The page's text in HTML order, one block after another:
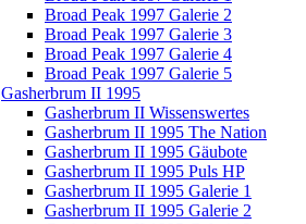
Broad Peak 1997 Galerie 2
Broad Peak 1997 Galerie 3
Broad Peak 1997 Galerie 4
Broad Peak 1997 Galerie 5
Gasherbrum II 1995
Gasherbrum II Wissenswertes
Gasherbrum II 1995 The Nation
Gasherbrum II 1995 Gäubote
Gasherbrum II 1995 Puls HP
Gasherbrum II 1995 Galerie 1
Gasherbrum II 1995 Galerie 2